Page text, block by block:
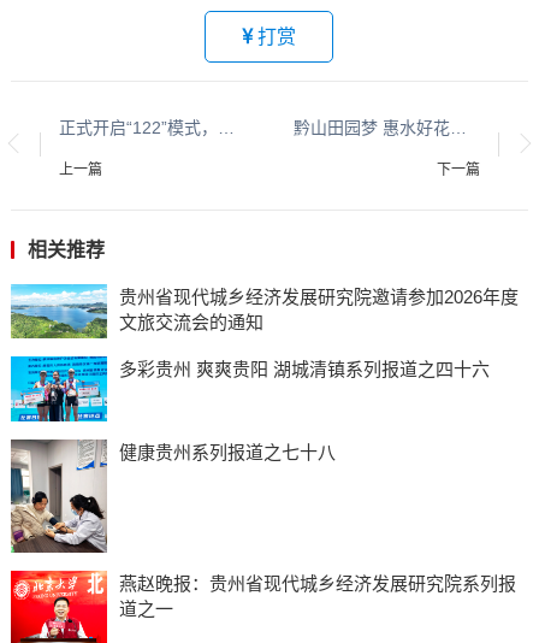
打赏
上一篇 下一篇
相关推荐
贵州省现代城乡经济发展研究院邀请参加2026年度
文旅交流会的通知
多彩贵州 爽爽贵阳 湖城清镇系列报道之四十六
健康贵州系列报道之七十八
燕赵晚报：贵州省现代城乡经济发展研究院系列报
道之一